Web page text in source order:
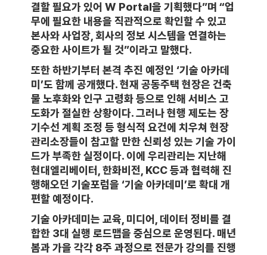
결할 필요가 있어 W Portal을 기획했다”며 “업
무에 필요한 내용을 직관적으로 확인할 수 있고
본사와 사업장, 회사의 정보 시스템을 연결하는
중요한 사이트가 될 것”이라고 말했다.
또한 하반기부터 본격 추진 예정인 ‘기술 아카데
미’도 함께 공개했다. 현재 공동주택 현장은 건축
물 노후화와 인구 고령화 등으로 인해 서비스 고
도화가 절실한 상황이다. 그러나 현행 제도는 장
기수선 계획 조정 등 형식적 요건에 치우쳐 현장
관리소장들이 참고할 만한 신뢰성 있는 기술 가이
드가 부족한 실정이다. 이에 우리관리는 지난해
현대엘리베이터, 한화비전, KCC 등과 협력해 진
행해오던 기술포럼을 ‘기술 아카데미’로 확대 개
편할 예정이다.
기술 아카데미는 교육, 미디어, 데이터 정비를 결
합한 3대 실행 로드맵을 중심으로 운영된다. 매년
봄과 가을 각각 8주 과정으로 전문가 강의를 진행